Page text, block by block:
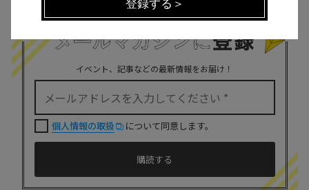
MAIL MAGAZINE
イベント、記事などの最新情報をお届け！
個人情報の取扱 について同意します。